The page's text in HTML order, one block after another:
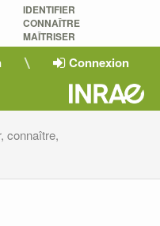
IDENTIFIER
CONNAÎTRE
MAÎTRISER
Connexion
connaître,